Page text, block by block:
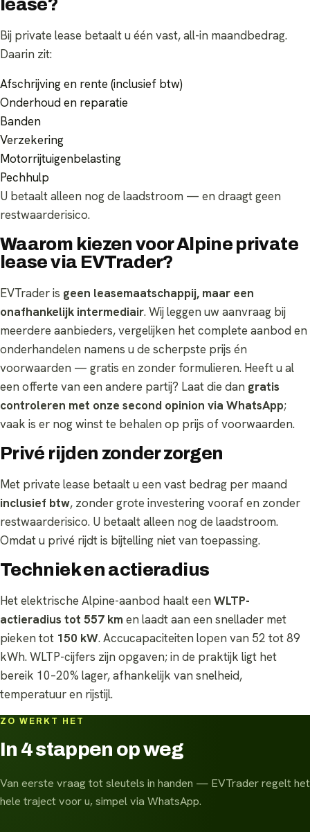
lease?
Bij private lease betaalt u één vast, all-in maandbedrag.
Daarin zit:
Afschrijving en rente (inclusief btw)
Onderhoud en reparatie
Banden
Verzekering
Motorrijtuigenbelasting
Pechhulp
U betaalt alleen nog de laadstroom — en draagt geen
restwaarderisico.
Waarom kiezen voor Alpine private
lease via EVTrader?
EVTrader is geen leasemaatschappij, maar een
onafhankelijk intermediair. Wij leggen uw aanvraag bij
meerdere aanbieders, vergelijken het complete aanbod en
onderhandelen namens u de scherpste prijs én
voorwaarden — gratis en zonder formulieren. Heeft u al
een offerte van een andere partij? Laat die dan gratis
controleren met onze second opinion via WhatsApp;
vaak is er nog winst te behalen op prijs of voorwaarden.
Privé rijden zonder zorgen
Met private lease betaalt u een vast bedrag per maand
inclusief btw, zonder grote investering vooraf en zonder
restwaarderisico. U betaalt alleen nog de laadstroom.
Omdat u privé rijdt is bijtelling niet van toepassing.
Techniek en actieradius
Het elektrische Alpine-aanbod haalt een WLTP-
actieradius tot 557 km en laadt aan een snellader met
pieken tot 150 kW. Accucapaciteiten lopen van 52 tot 89
kWh. WLTP-cijfers zijn opgaven; in de praktijk ligt het
bereik 10–20% lager, afhankelijk van snelheid,
temperatuur en rijstijl.
ZO WERKT HET
In 4 stappen op weg
Van eerste vraag tot sleutels in handen — EVTrader regelt het
hele traject voor u, simpel via WhatsApp.